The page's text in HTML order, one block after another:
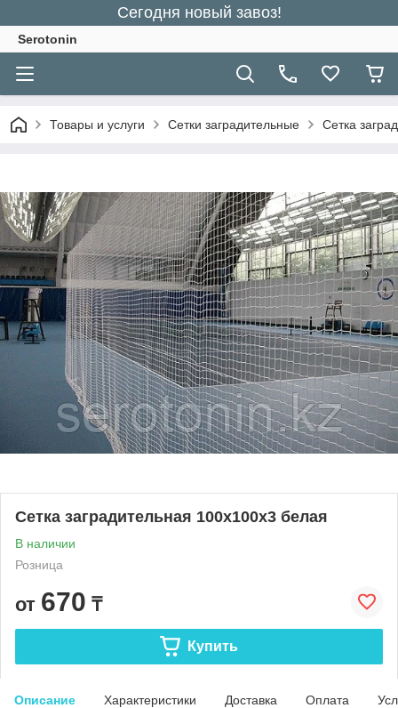
Сегодня новый завоз!
Serotonin
Товары и услуги Сетки заградительные Сетка
Сетка заградительная 100х100х3 белая
В наличии
Розница
от 670 ₸
Купить
Описание Характеристики Доставка Оплата